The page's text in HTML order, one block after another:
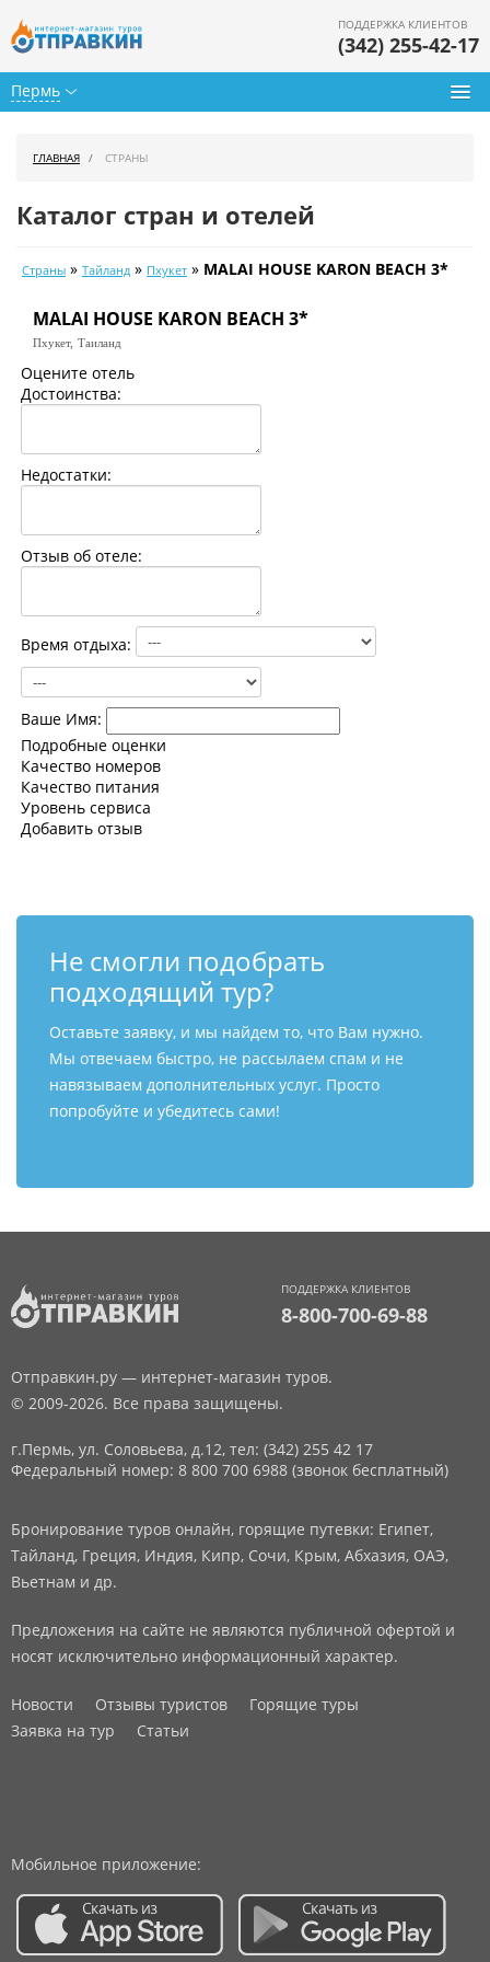
Пермь
ПОДДЕРЖКА КЛИЕНТОВ
(342) 255-42-17
Календарь туров
Цены дня
Страны
ГЛАВНАЯ СТРАНЫ
Каталог стран и отелей
Страны » Тайланд » Пхукет » MALAI HOUSE KARON BEACH 3*
MALAI HOUSE KARON BEACH 3*
Пхукет, Таиланд
Оцените отель
Достоинства:
Недостатки:
Отзыв об отеле:
Время отдыха:
Ваше Имя:
Подробные оценки
Качество номеров
Качество питания
Уровень сервиса
Добавить отзыв
Не смогли подобрать
подходящий тур?
Оставьте заявку, и мы найдем то, что Вам нужно.
Мы отвечаем быстро, не рассылаем спам и не
навязываем дополнительных услуг. Просто
попробуйте и убедитесь сами!
ПОДДЕРЖКА КЛИЕНТОВ
8-800-700-69-88
Отправкин.ру — интернет-магазин туров.
© 2009-2026. Все права защищены.
г.Пермь, ул. Соловьева, д.12, тел: (342) 255 42 17
Федеральный номер: 8 800 700 6988 (звонок бесплатный)
Бронирование туров онлайн, горящие путевки: Египет,
Тайланд, Греция, Индия, Кипр, Сочи, Крым, Абхазия, ОАЭ,
Вьетнам и др.
Предложения на сайте не являются публичной офертой и
носят исключительно информационный характер.
Новости Отзывы туристов
Горящие туры
Заявка на тур
Статьи
Мобильное приложение: